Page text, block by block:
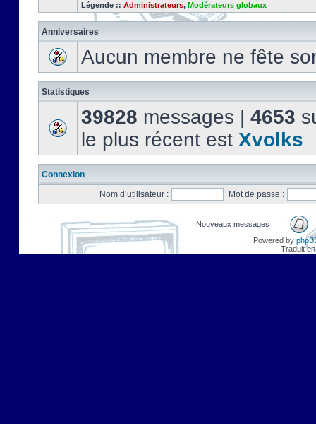
Légende :: Administrateurs, Modérateurs globaux
Anniversaires
Aucun membre ne fête
Statistiques
39828 messages | 4653
le plus récent est Xvolks
Connexion
Nom d’utilisateur :
Mot de passe :
Nouveaux messages
Powered by
Traduit